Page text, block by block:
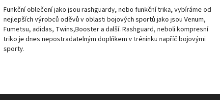
Funkční oblečení jako jsou rashguardy, nebo funkční trika, vybíráme od
nejlepších výrobců oděvů v oblasti bojových sportů jako jsou Venum,
Fumetsu, adidas, Twins,Booster a další. Rashguard, neboli kompresní
triko je dnes nepostradatelným doplňkem v tréninku napříč bojovými
sporty.